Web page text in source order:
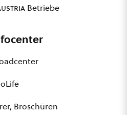
Betriebe
Broschüren